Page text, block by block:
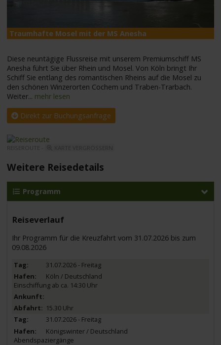
Traumhafte Mosel mit der MS Anesha
Diese neuntägige Flussreise mit unserem Premiumschiff MS
Anesha führt Sie über Rhein und Mosel. Von Köln bringt Ihr
Schiff Sie entlang des romantischen Rheins auf die Mosel zu
den schönen Winzerorten Cochem und Traben-Trarbach.
Weiter... mehr lesen
Direkt zur Buchungsanfrage
REISEROUTE -
Weitere Reisedetails
Programm
Reiseverlauf
Ihr Programm für die Kreuzfahrt vom 31.07.2026 bis zum
09.08.2026
31.07.2026 - Freitag
Köln / Deutschland
Einschiffung ab ca. 14:30 Uhr
15.30 Uhr
31.07.2026 - Freitag
Königswinter / Deutschland
Abendspaziergänge